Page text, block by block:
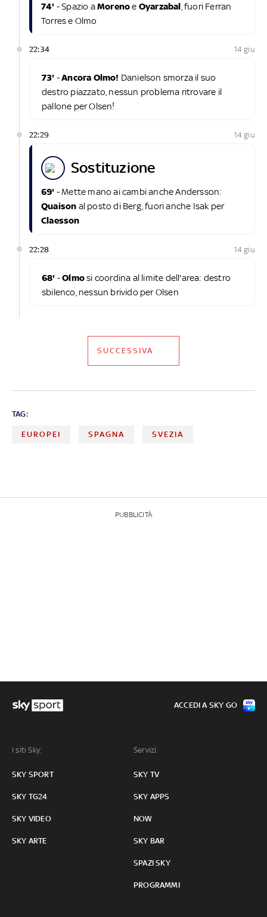
74' - Spazio aMorenoe Oyarzabal , fuori Ferran
Torres e Olmo
22:34 14 giu
73' -Ancora Olmo! Danielson smorza il suo
destro piazzato, nessun problema ritrovare il
pallone per Olsen!
22:29 14 giu
sostituzione
69' - Mette mano ai cambi anche Andersson:
Quaison al posto di Berg, fuori anche Isak per
Claesson
22:28 14 giu
68' -Olmosi coordina al limite dell'area: destro
sbilenco, nessun brivido per Olsen
SUCCESSIVA
TAG:
EUROPEI SPAGNA SVEZIA
PUBBLICITÀ
I siti Sky:
SKY SPORT
SKY TG24
SKY VIDEO
SKY ARTE
Servizi:
SKY TV
SKY APPS
NOW
SKY BAR
SPAZI SKY
PROGRAMMI
ACCEDI A SKY GO